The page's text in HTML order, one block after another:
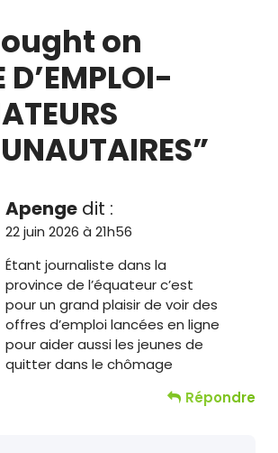
on
D’EMPLOI-
”
Apenge dit :
22 juin 2026 à 21h56
Étant journaliste dans la
province de l’équateur c’est
pour un grand plaisir de voir des
offres d’emploi lancées en ligne
pour aider aussi les jeunes de
quitter dans le chômage
Répondre